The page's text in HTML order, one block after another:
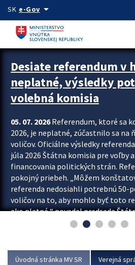
Preskocit na hlavný obsah
SK e-Govarrow_drop_down
Zastavit automatický posun upútavok
Desiate referendum v
neplatné, výsledky
volebná komisia
05. 07. 2026Referendum, ktoré sa
2026, je neplatné, zúčastnilo sa na
voličov. Oficiálne výsledky
júla 2026 Štátna komisia pre voľby
financovania politických strán.
pokojný priebeh. „Môžem
referenda nedosiahli potrebnú 50-
voličov na to, aby mohlo byť toto
ako platné,“ povedal predseda
a kontrolu financovania politických...
Úvodná stránka MV SR Verejná